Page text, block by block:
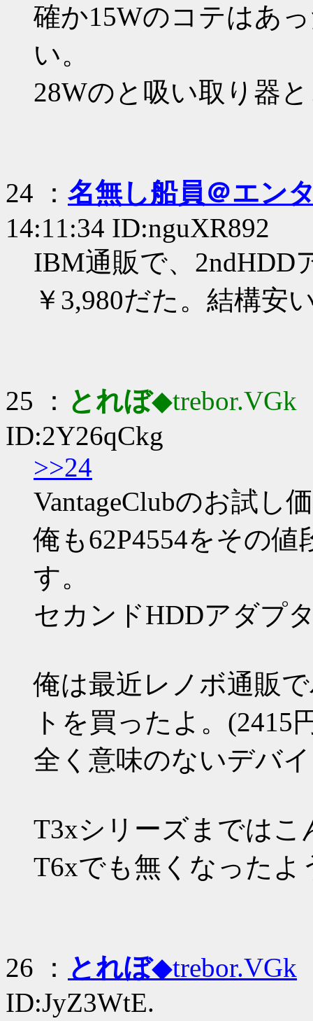
確か15Wのコテはあ
い。
28Wのと吸い取り器
24 ： 名無し船員＠エン
14:11:34 ID:nguXR892
IBM通販で、2ndHDD
￥3,980だた。結構安
25 ： とれぼ◆trebor.VGk
ID:2Y26qCkg
>>24
VantageClubのお試し
俺も62P4554をその
す。
セカンドHDDアダプ
俺は最近レノボ通販
トを買ったよ。(2415
全く意味のないデバ
T3xシリーズまでは
T6xでも無くなったよ
26 ： とれぼ◆trebor.VGk
ID:JyZ3WtE.